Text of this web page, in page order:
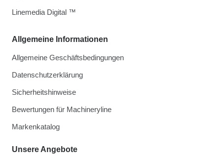
Allgemeine Informationen
Allgemeine Geschäftsbedingungen
Datenschutzerklärung
Sicherheitshinweise
Bewertungen für Machineryline
Markenkatalog
Unsere Angebote
Linemedia Digital ™